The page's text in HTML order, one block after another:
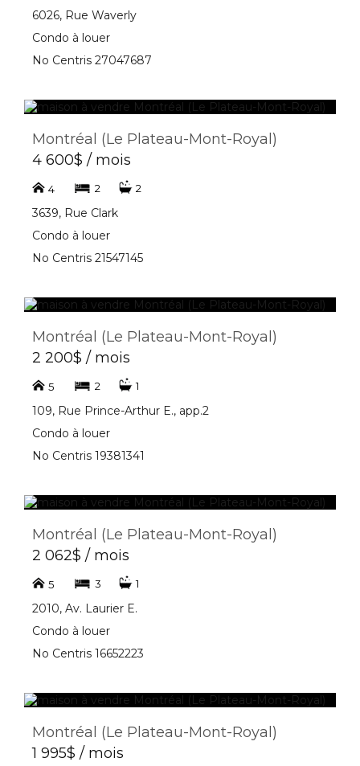
6026, Rue Waverly
Condo à louer
No Centris 27047687
Montréal (Le Plateau-Mont-Royal)
4 600$ / mois
4 2 2
3639, Rue Clark
Condo à louer
No Centris 21547145
Montréal (Le Plateau-Mont-Royal)
2 200$ / mois
5 2 1
109, Rue Prince-Arthur E., app.2
Condo à louer
No Centris 19381341
Montréal (Le Plateau-Mont-Royal)
2 062$ / mois
5 3 1
2010, Av. Laurier E.
Condo à louer
No Centris 16652223
Montréal (Le Plateau-Mont-Royal)
1 995$ / mois